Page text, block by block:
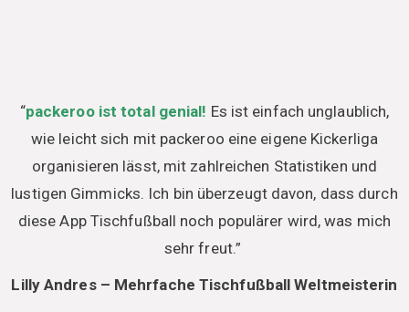
“packeroo ist total genial! Es ist einfach unglaublich,
wie leicht sich mit packeroo eine eigene Kickerliga
organisieren lässt, mit zahlreichen Statistiken und
lustigen Gimmicks. Ich bin überzeugt davon, dass durch
diese App Tischfußball noch populärer wird, was mich
sehr freut.” ​
Lilly Andres – Mehrfache Tischfußball Weltmeisterin